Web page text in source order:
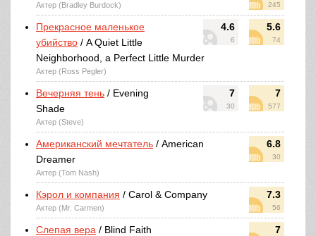
245
Актер (Bradley Burdock)
4.6
6
5.6
74
Прекрасное маленькое
убийство / A Quiet Little
Neighborhood, a Perfect Little Murder
Актер (Ross Pegler)
7
30
7
577
Вечерняя тень / Evening
Shade
Актер (Steve)
6.8
30
Американский мечтатель / American
Dreamer
Актер (Tom Nash)
7.3
56
Кэрол и компания / Carol & Company
Актер (Mr. Carmen)
7
Слепая вера / Blind Faith